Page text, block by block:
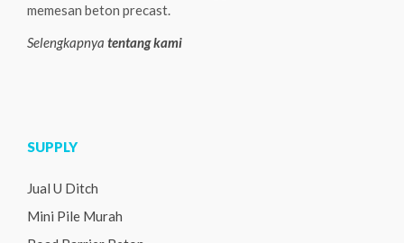
memesan beton precast.
Selengkapnya tentang kami
SUPPLY
Jual U Ditch
Mini Pile Murah